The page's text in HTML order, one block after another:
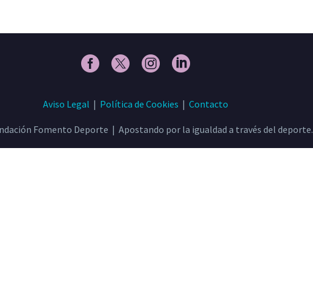
Aviso Legal | Política de Cookies | Contacto
Fomento Deporte | Apostando por la igualdad a través del deporte.